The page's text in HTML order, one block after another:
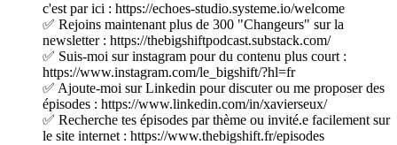
c'est par ici : https://echoes-studio.systeme.io/welcome
✅ Rejoins maintenant plus de 300 "Changeurs" sur la
newsletter : https://thebigshiftpodcast.substack.com/
✅ Suis-moi sur instagram pour du contenu plus court :
https://www.instagram.com/le_bigshift/?hl=fr
✅ Ajoute-moi sur Linkedin pour discuter ou me proposer des
épisodes : https://www.linkedin.com/in/xavierseux/
✅ Recherche tes épisodes par thème ou invité.e facilement sur
le site internet : https://www.thebigshift.fr/episodes